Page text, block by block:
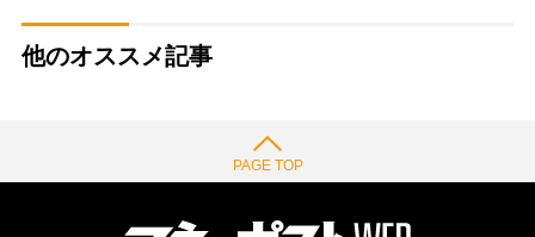
他のオススメ記事
PAGE TOP